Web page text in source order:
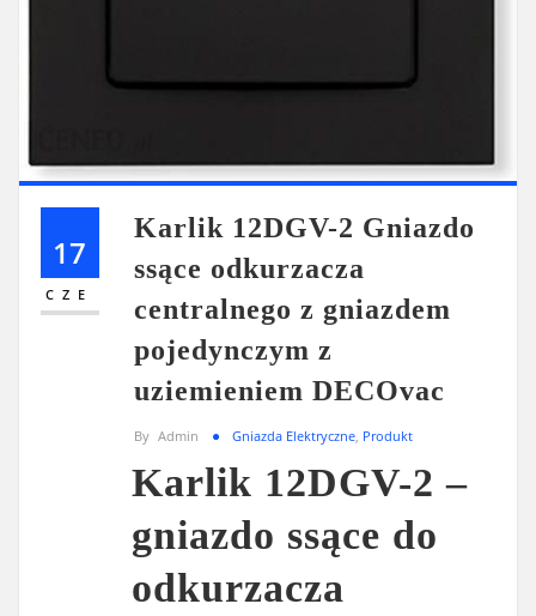
17
CZE
Karlik 12DGV-2 Gniazdo
ssące odkurzacza
centralnego z gniazdem
pojedynczym z
uziemieniem DECOvac
By Admin Gniazda Elektryczne Produkt
Karlik 12DGV-2 –
gniazdo ssące do
odkurzacza